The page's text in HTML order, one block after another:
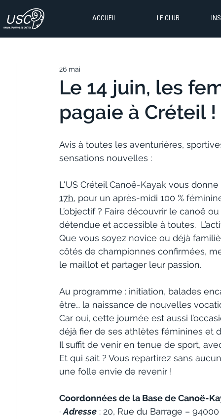
ACCUEIL LE CLUB
Le 14 juin, les
pagaie à Créteil !
26 mai
Avis à toutes les aventurières,
sensations nouvelles :
L'US Créteil Canoë-Kayak vous
17h, pour un après-midi 100 %
L’objectif ? Faire découvrir le canoë
détendue et accessible à toutes.
Que vous soyez novice ou déjà
côtés de championnes confirmées,
le maillot et partager leur passion.
Au programme : initiation, balades
être… la naissance de nouvelles
Car oui, cette journée est aussi
déjà fier de ses athlètes féminines et
Il suffit de venir en tenue de sport,
Et qui sait ? Vous repartirez sans
une folle envie de revenir !
Coordonnées de la Base de Canoë-
· Adresse : 20, Rue du Barrage –